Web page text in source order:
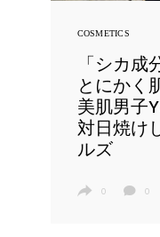
COSMETICS
「シカ成
とにかく
美肌男子
対日焼け
ルズ
0 0